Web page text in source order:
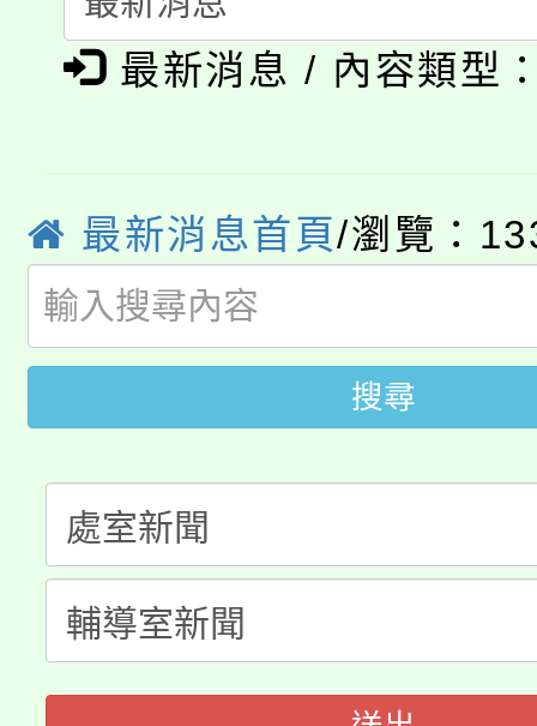
義教育推展貢獻獎」
公告本校115學年度第
代理(課)教師甄選結果(
「2026金融保險知識
生本土語及新住民語歌
代理(課)教師甄選結果(
公告本校115學年度第
代理(課)教師甄選結果(
轉知中國文化大學推廣
《TA101》溝通分析基
心理、諮商輔導、社會
系所師生報名參加。
轉知苗栗縣政府辦理
門員」簡章及活動海報
踴躍報名參加。
桃園市115學年度學生
要點
「桃園市補助參觀特色
展演活動實施計畫」
115年度「教育部表揚
義教育推展貢獻獎」
最新消息 / 內容類型
最新消息首頁/瀏覽：
搜尋